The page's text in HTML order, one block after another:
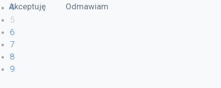
4
5
6
7
8
9
Akceptuję
Odmawiam